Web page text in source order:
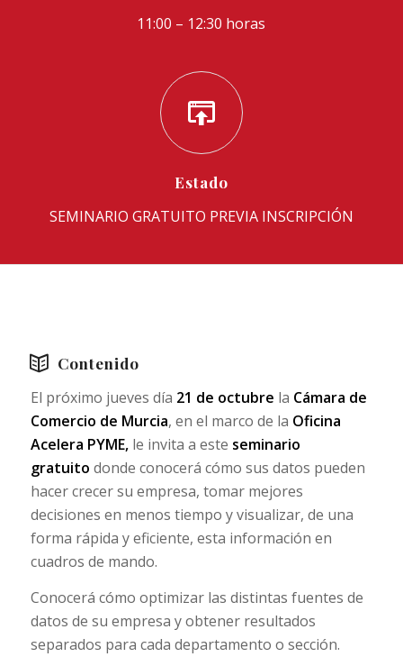
11:00 – 12:30 horas
Estado
SEMINARIO GRATUITO PREVIA INSCRIPCIÓN
Contenido
El próximo jueves día 21 de octubre la Cámara de
Comercio de Murcia, en el marco de la Oficina
Acelera PYME,le invita a este seminario
gratuito donde conocerá cómo sus datos pueden
hacer crecer su empresa, tomar mejores
decisiones en menos tiempo y visualizar, de una
forma rápida y eficiente, esta información en
cuadros de mando.
Conocerá cómo optimizar las distintas fuentes de
datos de su empresa y obtener resultados
separados para cada departamento o sección.